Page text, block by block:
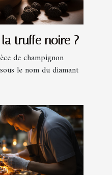
truffe noire ?
de champignon
le nom du diamant